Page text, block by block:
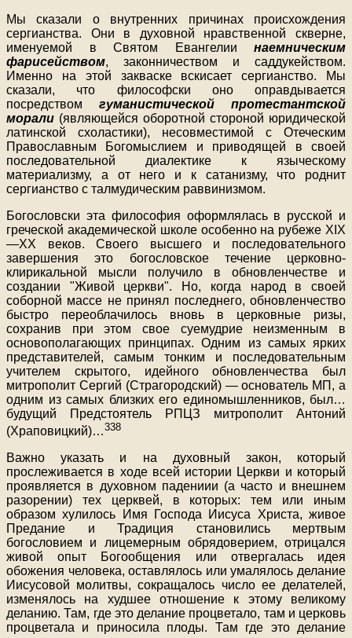
Мы сказали о внутренних причинах происхождения
сергианства. Они в духовной нравственной скверне,
именуемой в Святом Евангелии наемническим
фарисейством, законничеством и саддукейством.
Именно на этой закваске вскисает сергианство. Мы
сказали, что философски оно оправдывается
посредством гуманистической протестантской
морали (являющейся оборотной стороной юридической
латинской схоластики), несовместимой с Отеческим
Православным Богомыслием и приводящей в своей
последовательной диалектике к языческому
материализму, а от него и к сатанизму, что роднит
сергианство с талмудическим раввинизмом.
Богословски эта философия оформлялась в русской и
греческой академической школе особенно на рубеже XIX
—XX веков. Своего высшего и последовательного
завершения это богословское течение церковно-
клирикальной мысли получило в обновленчестве и
создании "Живой церкви". Но, когда народ в своей
соборной массе не принял последнего, обновленчество
быстро переоблачилось вновь в церковные ризы,
сохранив при этом свое суемудрие неизменным в
основополагающих принципах. Одним из самых ярких
представителей, самым тонким и последовательным
учителем скрытого, идейного обновленчества был
митрополит Сергий (Страгородский) — основатель МП, а
одним из самых близких его единомышленников, был…
будущий Предстоятель РПЦЗ митрополит Антоний
(Храповицкий)…338
Важно указать и на духовный закон, который
прослеживается в ходе всей истории Церкви и который
проявляется в духовном падениии (а часто и внешнем
разорении) тех церквей, в которых: тем или иным
образом хулилось Имя Господа Иисуса Христа, живое
Предание и Традиция становились мертвым
богословием и лицемерным обрядоверием, отрицался
живой опыт Богообщения или отвергалась идея
обожения человека, оставлялось или умалялось делание
Иисусовой молитвы, сокращалось число ее делателей,
изменялось на худшее отношение к этому великому
деланию. Там, где это делание процветало, там и церковь
процветала и приносила плоды. Там где это делание